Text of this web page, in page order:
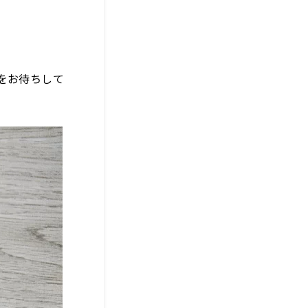
お待ちして